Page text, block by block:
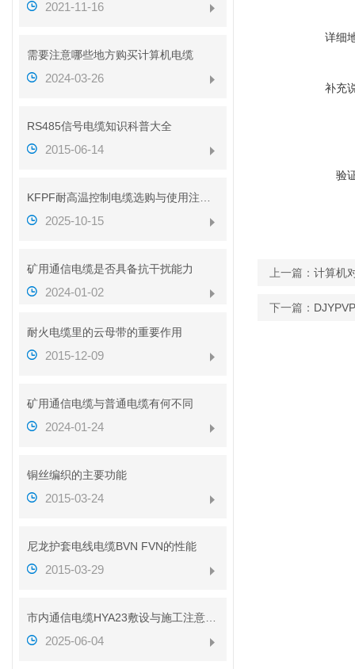
2021-11-16
需要注意哪些地方购买计算机电缆
2024-03-26
RS485信号电缆知识科普大全
2015-06-14
2025-10-15
矿用通信电缆是否具备抗干扰能力
2024-01-02
耐火电缆里的云母带的重要作用
2015-12-09
矿用通信电缆与普通电缆有何不同
2024-01-24
铜丝编织的主要功能
2015-03-24
尼龙护套电线电缆BVN FVN的性能
2015-03-29
2025-06-04
详细
补充
验
上一篇： 计算机
下一篇：